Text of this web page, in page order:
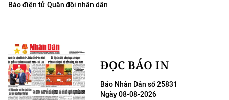
Báo điện tử Quân đội nhân dân
ĐỌC BÁO IN
Báo Nhân Dân số 25831
Ngày 08-08-2026